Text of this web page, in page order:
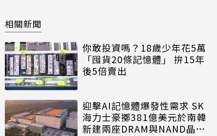
相關新聞
你敢投資嗎？18歲少年花5萬
「囤貨20條記憶體」 拚15年
後5倍賣出
迎擊AI記憶體爆發性需求 SK
海力士豪擲381億美元於南韓
新建兩座DRAM與NAND晶圓